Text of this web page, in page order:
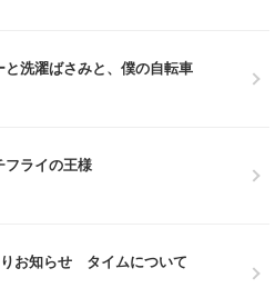
洗濯ばさみと、僕の自転車
フライの王様
お知らせ タイムについて